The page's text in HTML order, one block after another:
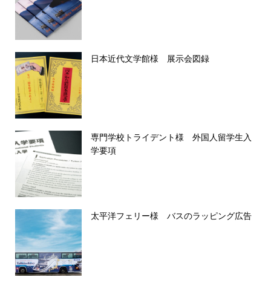
日本近代文学館様 展示会図録
専門学校トライデント様 外国人留学生入
学要項
太平洋フェリー様 バスのラッピング広告